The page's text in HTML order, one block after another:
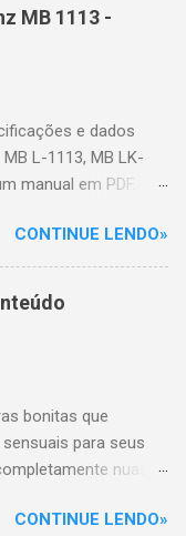
MB 1113 -
e dados
L-1113, MB LK-
manual em PDF.
o motor de injeção
família de
viria a se constituir
da marca,
vendidas até
fabricada. Numa
caminhão (sempre
que significa o L, LK
ou truck; LK =
MB LK-1113 e
CONTINUE LENDO»
bonitas que
para seus
nuas
faturam uma grana
CONTINUE LENDO»